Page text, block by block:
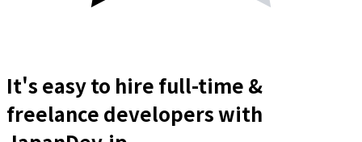
It's easy to hire full-time &
freelance developerswith